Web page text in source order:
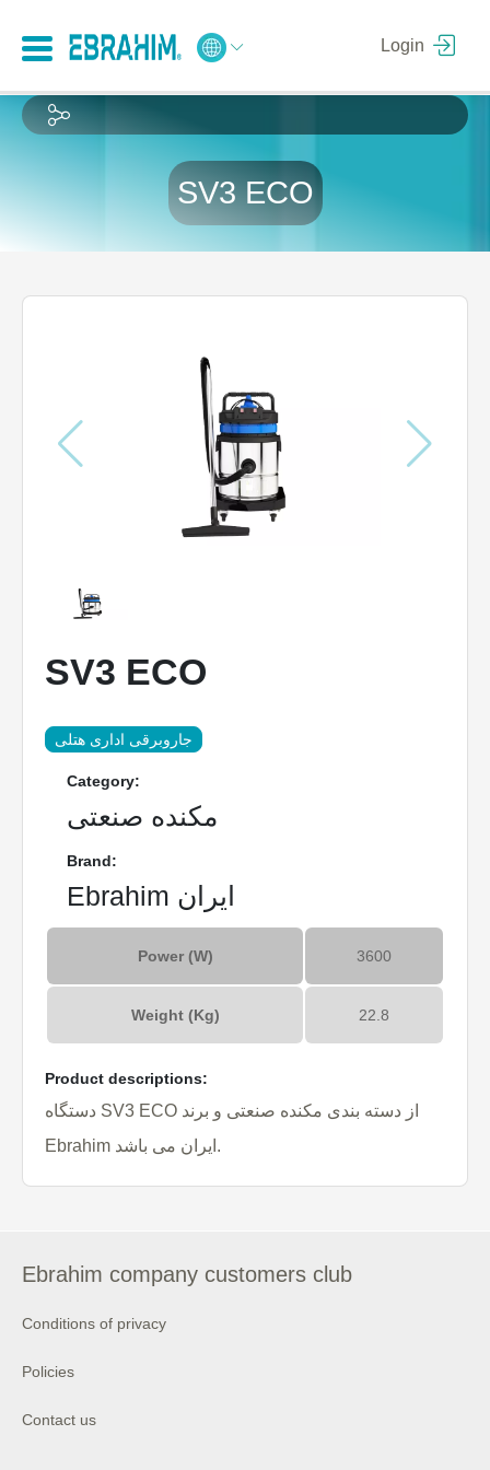
Login
SV3 ECO
SV3 ECO
جاروبرقی اداری هتلی
Category:
مکنده صنعتی
Brand:
Ebrahim ایران
Power (W) 3600
Weight (Kg) 22.8
Product descriptions:
دستگاه SV3 ECO از دسته بندی مکنده صنعتی و برند
Ebrahim ایران می باشد.
Ebrahim company customers club
Conditions of privacy
Policies
Contact us